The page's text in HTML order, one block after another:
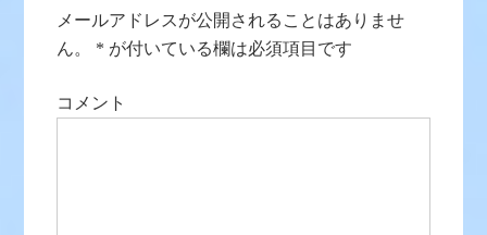
メールアドレスが公開されることはありませ
ん。
* が付いている欄は必須項目です
コメント